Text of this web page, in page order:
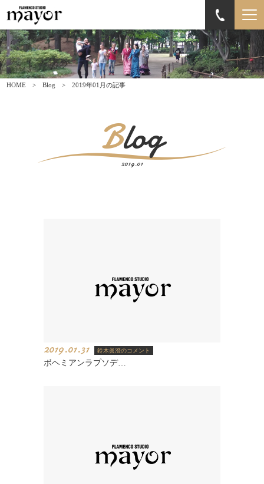
HOME Blog 2019年01月の記事
Blog
2019.01
2019.01.31 鈴木眞澄のコメント
ボヘミアンラプソデ…